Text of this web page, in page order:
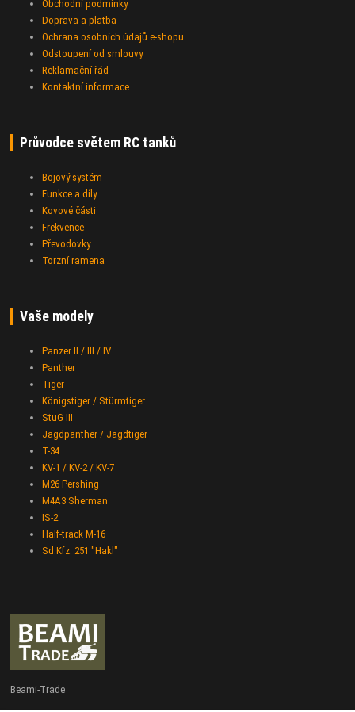
Obchodní podmínky
Doprava a platba
Ochrana osobních údajů e-shopu
Odstoupení od smlouvy
Reklamační řád
Kontaktní informace
Průvodce světem RC tanků
Bojový systém
Funkce a díly
Kovové části
Frekvence
Převodovky
Torzní ramena
Vaše modely
Panzer II / III / IV
Panther
Tiger
Königstiger / Stürmtiger
StuG III
Jagdpanther / Jagdtiger
T-34
KV-1 / KV-2 / KV-7
M26 Pershing
M4A3 Sherman
IS-2
Half-track M-16
Sd.Kfz. 251 "Hakl"
Beami-Trade